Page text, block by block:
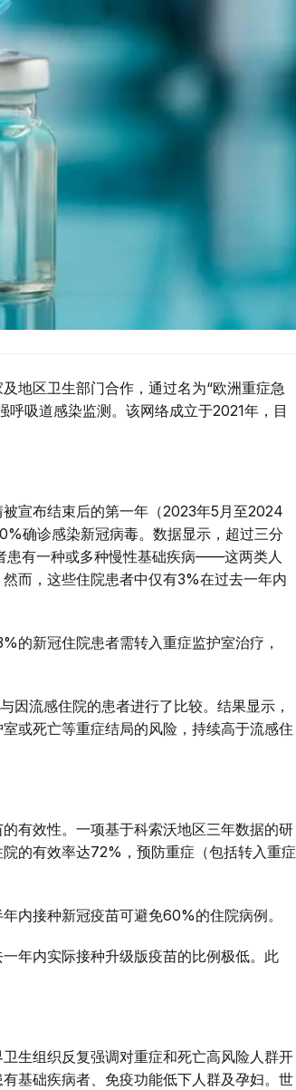
地区卫生部门合作，通过名为“欧洲重症急
吸道感染监测。该网络成立于2021年，目
宣布结束后的第一年（2023年5月至2024
确诊感染新冠病毒。数据显示，超过三分
患有一种或多种慢性基础疾病——这两类人
而，这些住院患者中仅有3%在过去一年内
的新冠住院患者需转入重症监护室治疗，
流感住院的患者进行了比较。结果显示，
或死亡等重症结局的风险，持续高于流感住
有效性。一项基于科索沃地区三年数据的研
的有效率达72%，预防重症（包括转入重症
内接种新冠疫苗可避免60%的住院病例。
年内实际接种升级版疫苗的比例极低。此
生组织反复强调对重症和死亡高风险人群开
基础疾病者、免疫功能低下人群及孕妇。世